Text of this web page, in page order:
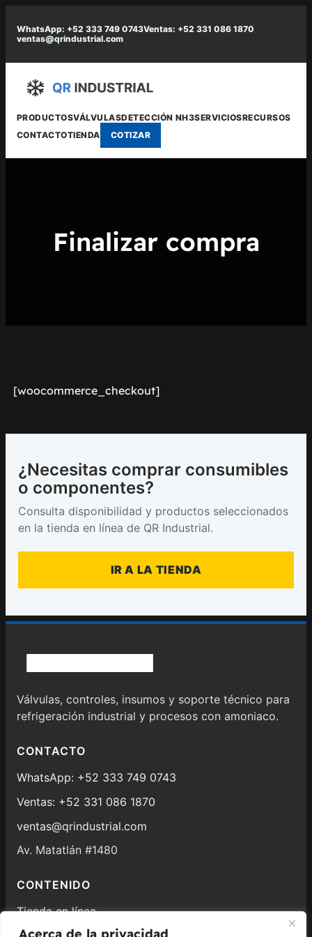
WhatsApp: +52 333 749 0743Ventas: +52 331 086 1870
ventas@qrindustrial.com
PRODUCTOSVÁLVULASDETECCIÓN NH3SERVICIOSRECURSOS
CONTACTOTIENDA COTIZAR
Finalizar compra
[woocommerce_checkout]
¿Necesitas comprar consumibles
o componentes?
Consulta disponibilidad y productos seleccionados
en la tienda en línea de QR Industrial.
IR A LA TIENDA
Válvulas, controles, insumos y soporte técnico para
refrigeración industrial y procesos con amoniaco.
CONTACTO
WhatsApp: +52 333 749 0743
Ventas: +52 331 086 1870
ventas@qrindustrial.com
Av. Matatlán #1480
CONTENIDO
Tienda en línea